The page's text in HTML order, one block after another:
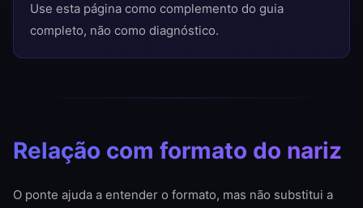
Use esta página como complemento do guia
completo, não como diagnóstico.
Relação com formato do nariz
O ponte ajuda a entender o formato, mas não substitui a